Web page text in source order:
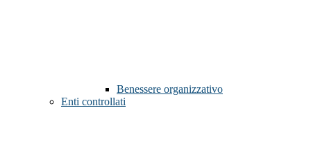
Benessere organizzativo
Enti controllati